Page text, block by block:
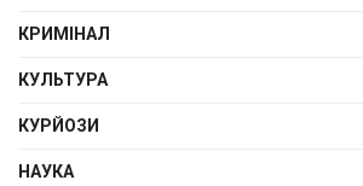
КРИМІНАЛ
КУЛЬТУРА
КУРЙОЗИ
НАУКА